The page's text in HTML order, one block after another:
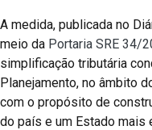
A medida, publicada no
meio da Portaria SRE 34/
simplificação tributária
Planejamento, no âmbito
com o propósito de
do país e um Estado mais